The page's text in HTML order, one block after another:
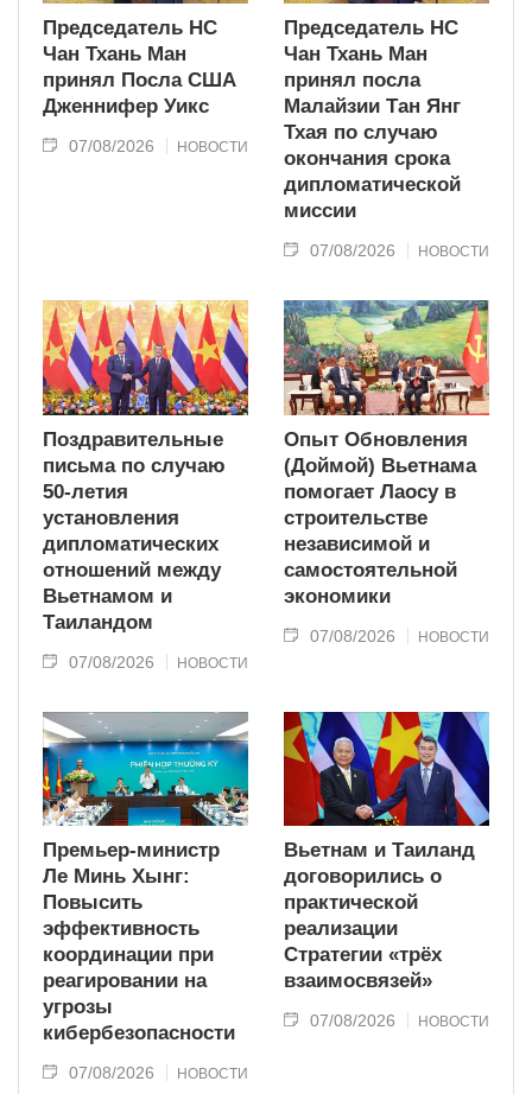
Председатель НС
Чан Тхань Ман
принял Посла США
Дженнифер Уикс
07/08/2026 НОВОСТИ
Председатель НС
Чан Тхань Ман
принял посла
Малайзии Тан Янг
Тхая по случаю
окончания срока
дипломатической
миссии
07/08/2026 НОВОСТИ
Поздравительные
письма по случаю
50-летия
установления
дипломатических
отношений между
Вьетнамом и
Таиландом
07/08/2026 НОВОСТИ
Опыт Обновления
(Доймой) Вьетнама
помогает Лаосу в
строительстве
независимой и
самостоятельной
экономики
07/08/2026 НОВОСТИ
Премьер-министр
Ле Минь Хынг:
Повысить
эффективность
координации при
реагировании на
угрозы
кибербезопасности
07/08/2026 НОВОСТИ
Вьетнам и Таиланд
договорились о
практической
реализации
Стратегии «трёх
взаимосвязей»
07/08/2026 НОВОСТИ